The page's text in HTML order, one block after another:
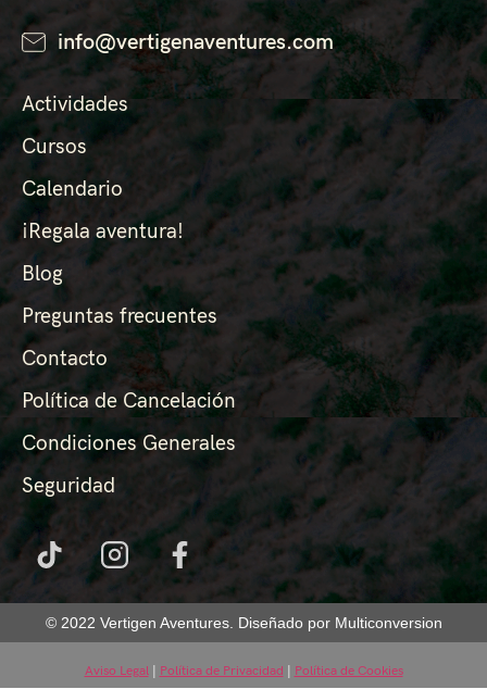
info@vertigenaventures.com
Actividades
Cursos
Calendario
¡Regala aventura!
Blog
Preguntas frecuentes
Contacto
Política de Cancelación
Condiciones Generales
Seguridad
© 2022 Vertigen Aventures. Diseñado por Multiconversion
Aviso Legal| Política de Privacidad Política de Cookies